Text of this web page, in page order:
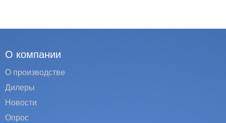
О компании
О производстве
Дилеры
Новости
Опрос